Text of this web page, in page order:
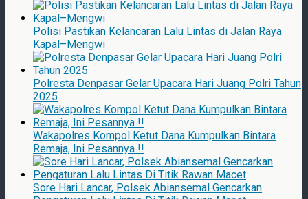
Polisi Pastikan Kelancaran Lalu Lintas di Jalan Raya
Kapal–Mengwi
Polresta Denpasar Gelar Upacara Hari Juang Polri Tahun
2025
Wakapolres Kompol Ketut Dana Kumpulkan Bintara
Remaja, Ini Pesannya !!
Sore Hari Lancar, Polsek Abiansemal Gencarkan